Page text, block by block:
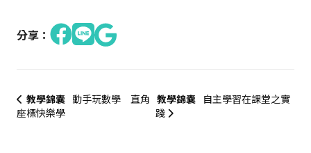
分享：
教學錦囊 動手玩數學 直角
座標快樂學
教學錦囊 自主學習在課堂之實
踐